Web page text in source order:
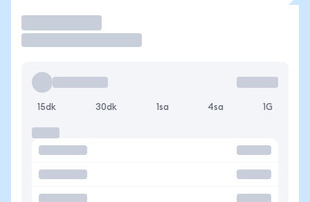
15dk 30dk 1sa 4sa 1G